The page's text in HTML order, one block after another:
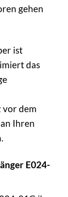
gehen
ist
das
vor dem
Ihren
E024-